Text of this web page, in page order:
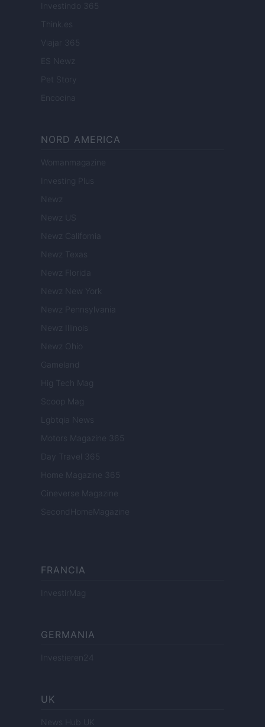
Investindo 365
Think.es
Viajar 365
ES Newz
Pet Story
Encocina
NORD AMERICA
Womanmagazine
Investing Plus
Newz
Newz US
Newz California
Newz Texas
Newz Florida
Newz New York
Newz Pennsylvania
Newz Illinois
Newz Ohio
Gameland
Hig Tech Mag
Scoop Mag
Lgbtqia News
Motors Magazine 365
Day Travel 365
Home Magazine 365
Cineverse Magazine
SecondHomeMagazine
FRANCIA
InvestirMag
GERMANIA
Investieren24
UK
News Hub UK